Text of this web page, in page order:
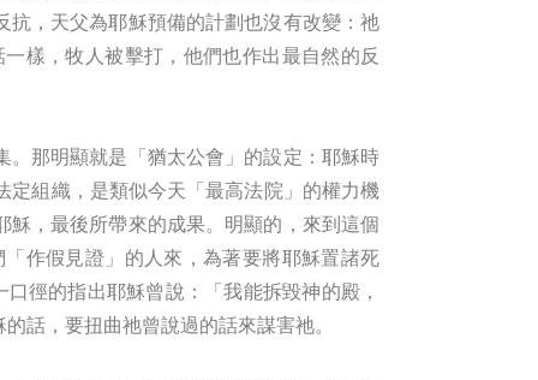
，天父為耶穌預備的計劃也沒有改變：祂
樣，牧人被擊打，他們也作出最自然的反
那明顯就是「猶太公會」的設定：耶穌時
組織，是類似今天「最高法院」的權力機
，最後所帶來的成果。明顯的，來到這個
作假見證」的人來，為著要將耶穌置諸死
徑的指出耶穌曾說：「我能拆毀神的殿，
話，要扭曲祂曾說過的話來謀害祂。